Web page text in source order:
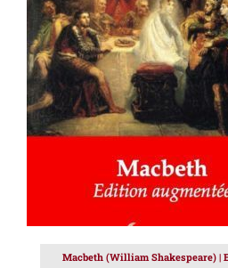
AJOUTER AU PANIER /
Macbeth (William Shakespeare) |